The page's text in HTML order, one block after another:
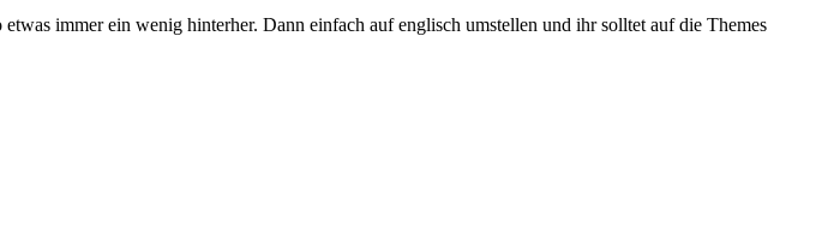
immer ein wenig hinterher. Dann einfach auf englisch umstellen und ihr solltet auf die Themes